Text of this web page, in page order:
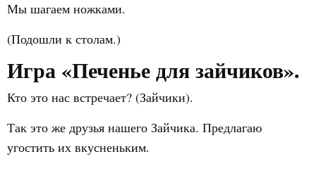
Мы шагаем ножками.
(Подошли к столам.)
Игра «Печенье для зайчиков».
Кто это нас встречает? (Зайчики).
Так это же друзья нашего Зайчика. Предлагаю
угостить их вкусненьким.